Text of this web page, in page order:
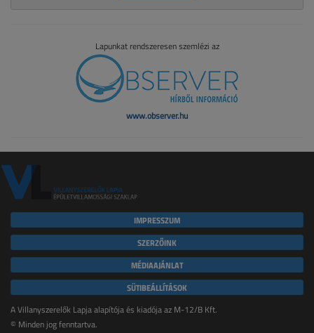
Lapunkat rendszeresen szemlézi az
www.observer.hu
IMPRESSZUM
SZERZŐINK
MÉDIAAJÁNLAT
SÜTIBEÁLLÍTÁSOK
A Villanyszerelők Lapja alapítója és kiadója az M-12/B Kft.
© Minden jog fenntartva.